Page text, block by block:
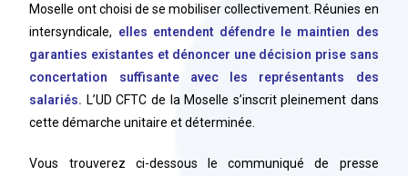
Moselle ont choisi de se mobiliser collectivement. Réunies en
intersyndicale, elles entendent défendre le maintien des
garanties existantes et dénoncer une décision prise sans
concertation suffisante avec les représentants des
salariés. L’UD CFTC de la Moselle s’inscrit pleinement dans
cette démarche unitaire et déterminée.
Vous trouverez ci-dessous le communiqué de presse